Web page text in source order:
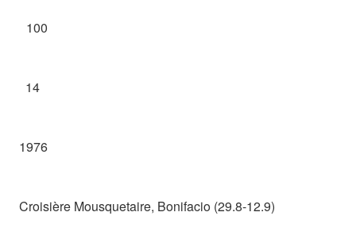
100
14
1976
Croisière Mousquetaire, Bonifacio (29.8-12.9)